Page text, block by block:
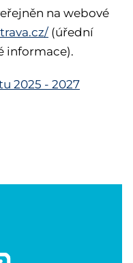
na webové
(úřední
informace).
2025 - 2027